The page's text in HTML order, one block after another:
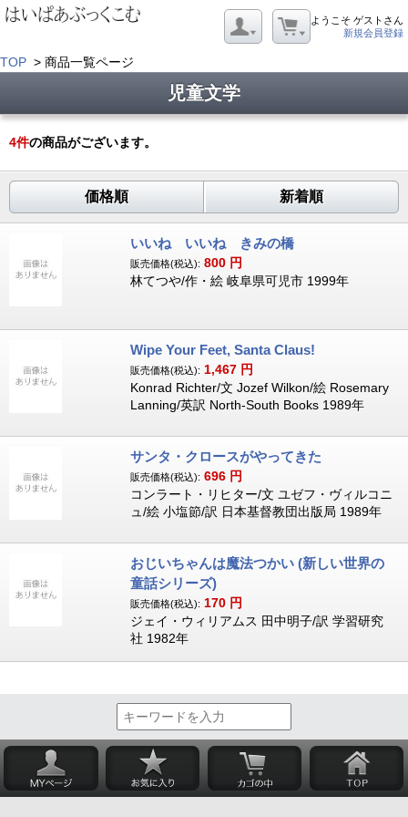
ようこそ ゲストさん
新規会員登録
TOP > 商品一覧ページ
児童文学
4件の商品がございます。
価格順 新着順
いいね いいね きみの橋
販売価格(税込): 800 円
林てつや/作・絵 岐阜県可児市 1999年
Wipe Your Feet, Santa Claus!
販売価格(税込): 1,467 円
Konrad Richter/文 Jozef Wilkon/絵 Rosemary
Lanning/英訳 North-South Books 1989年
サンタ・クロースがやってきた
販売価格(税込): 696 円
コンラート・リヒター/文 ユゼフ・ヴィルコニ
ュ/絵 小塩節/訳 日本基督教団出版局 1989年
おじいちゃんは魔法つかい (新しい世界の
童話シリーズ)
販売価格(税込): 170 円
ジェイ・ウィリアムス 田中明子/訳 学習研究
社 1982年